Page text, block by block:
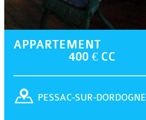
APPARTEMENT
400 € CC
PESSAC-SUR-DORDOGNE